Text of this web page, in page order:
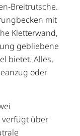
Breitrutsche.
mit
Kletterwand,
gebliebene
bietet. Alles,
oder
über